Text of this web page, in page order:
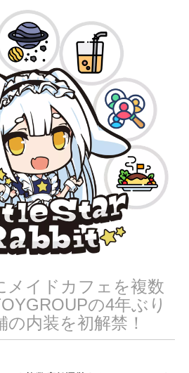
,
2
0
2
メイドカフェを複数
の4年ぶり
内装を初解禁！